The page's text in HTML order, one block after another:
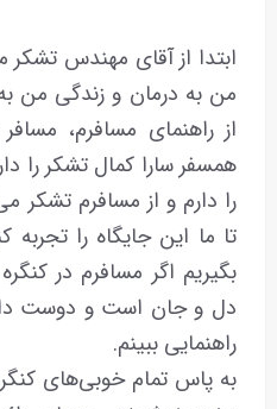
ابتدا از آقای مهندس
من به درمان و زندگی من
از راهنمای مسافرم،
همسفر سارا کمال تشکر را
را دارم و از مسافرم
تا ما این جایگاه را
بگیریم اگر مسافرم در
دل و جان است و دوست
راهنمایی ببینم.
به پاس تمام خوبی‌های